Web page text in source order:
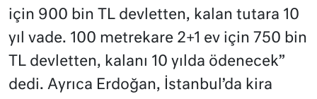
için 900 bin TL devletten, kalan tutara 10
yıl vade. 100 metrekare 2+1 ev için 750 bin
TL devletten, kalanı 10 yılda ödenecek”
dedi. Ayrıca Erdoğan, İstanbul’da kira